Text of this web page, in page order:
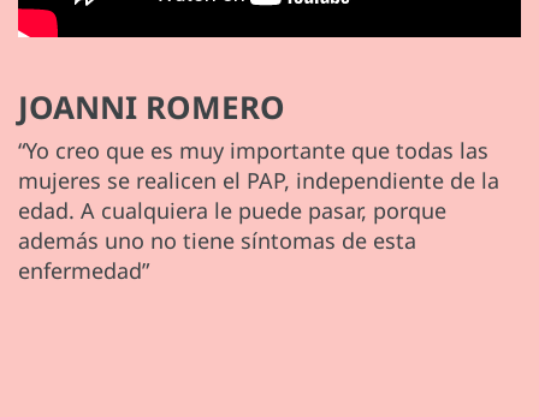
JOANNI ROMERO
“Yo creo que es muy importante que todas las
mujeres se realicen el PAP, independiente de la
edad. A cualquiera le puede pasar, porque
además uno no tiene síntomas de esta
enfermedad”